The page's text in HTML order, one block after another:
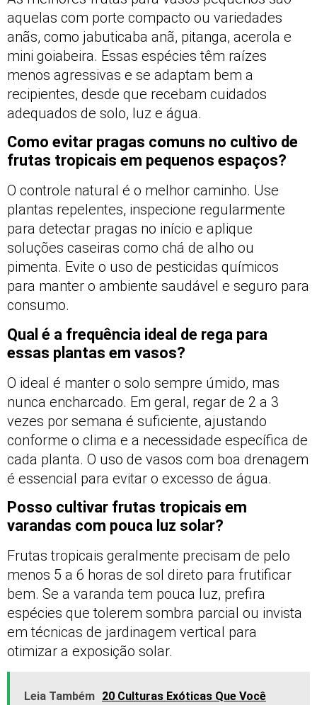
aquelas com porte compacto ou variedades
anãs, como jabuticaba anã, pitanga, acerola e
mini goiabeira. Essas espécies têm raízes
menos agressivas e se adaptam bem a
recipientes, desde que recebam cuidados
adequados de solo, luz e água.
Como evitar pragas comuns no cultivo de
frutas tropicais em pequenos espaços?
O controle natural é o melhor caminho. Use
plantas repelentes, inspecione regularmente
para detectar pragas no início e aplique
soluções caseiras como chá de alho ou
pimenta. Evite o uso de pesticidas químicos
para manter o ambiente saudável e seguro para
consumo.
Qual é a frequência ideal de rega para
essas plantas em vasos?
O ideal é manter o solo sempre úmido, mas
nunca encharcado. Em geral, regar de 2 a 3
vezes por semana é suficiente, ajustando
conforme o clima e a necessidade específica de
cada planta. O uso de vasos com boa drenagem
é essencial para evitar o excesso de água.
Posso cultivar frutas tropicais em
varandas com pouca luz solar?
Frutas tropicais geralmente precisam de pelo
menos 5 a 6 horas de sol direto para frutificar
bem. Se a varanda tem pouca luz, prefira
espécies que tolerem sombra parcial ou invista
em técnicas de jardinagem vertical para
otimizar a exposição solar.
Leia Também 20 Culturas Exóticas Que Você